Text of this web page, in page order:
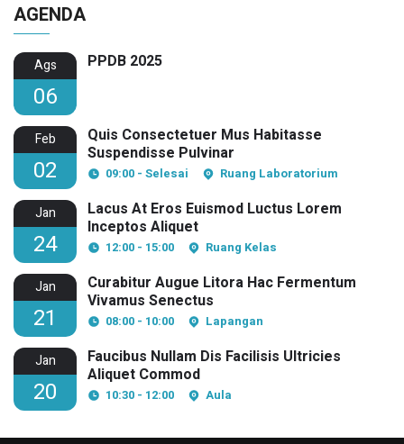
AGENDA
Ags
06
PPDB 2025
Feb
02
Quis Consectetuer Mus Habitasse
Suspendisse Pulvinar
09:00 - Selesai Ruang Laboratorium
Jan
24
Lacus At Eros Euismod Luctus Lorem
Inceptos Aliquet
12:00 - 15:00 Ruang Kelas
Jan
21
Curabitur Augue Litora Hac Fermentum
Vivamus Senectus
08:00 - 10:00 Lapangan
Jan
20
Faucibus Nullam Dis Facilisis Ultricies
Aliquet Commod
10:30 - 12:00 Aula